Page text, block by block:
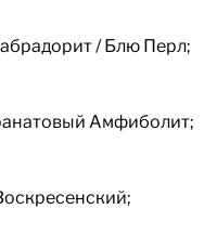
/ Блю Перл;
Амфиболит;